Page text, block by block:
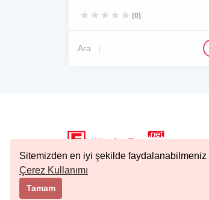
Sitemizden en iyi şekilde faydalanabilmeniz
Çerez Kullanımı
Tamam
(0)
Ara
Copyright © 2023 Tüm Hakları